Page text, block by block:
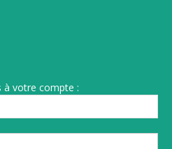
à votre compte :